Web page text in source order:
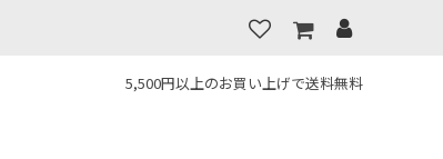
5,500円以上のお買い上げで送料無料